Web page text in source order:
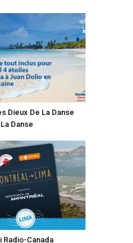
Dieux De La Danse
Danse
Radio-Canada